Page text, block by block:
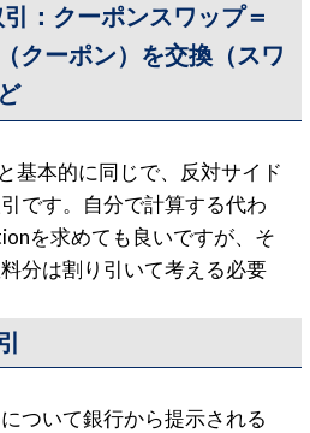
：クーポンスワップ＝
クーポン）を交換（スワ
基本的に同じで、反対サイド
です。自分で計算する代わ
を求めても良いですが、そ
分は割り引いて考える必要
ついて銀行から提示される